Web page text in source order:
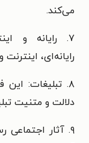
می‌کند.
۷. رایانه و اینترنت: این فصل در باب
رایانه‌ای، اینترنت
۸. تبلیغات: این فصل در باب چیستی تبلیغات،
دلالت و متنیت
۹. آثار اجتماعی رسانه‌ها: این فصل شما را با